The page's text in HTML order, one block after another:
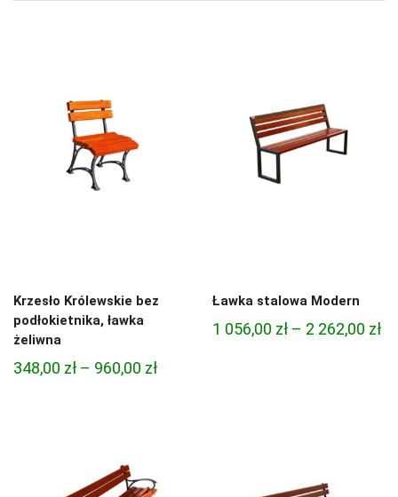
Krzesło Królewskie bez
podłokietnika, ławka
żeliwna
348,00 zł – 960,00 złZakres
960,00 zł
Ławka stalowa Modern
1 056,00 zł – 2 262,00 zł